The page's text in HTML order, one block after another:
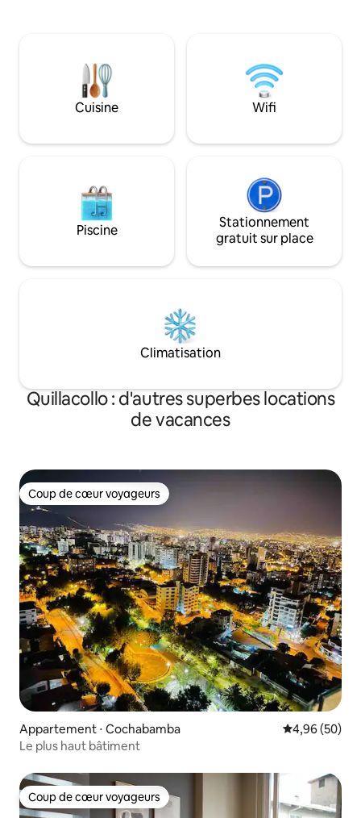
et/ou au boulevard de la Recoleta. Je
serai ravie de savoir que vous étiez à
l'aise, à l'aise et en se sentant comme
chez vous.
Sombrero de
commerciaux,
discothèques et
gastronomique 🍽️
Cuisine Wifi
Piscine
Stationnement
gratuit sur place
Climatisation
Quillacollo : d'autres superbes locations
de vacances
Coup de cœur voyageurs
Coup de cœur voyageurs
Appartement ⋅ Cochabamba Évaluation
4,96 (50)
Le plus haut bâtiment
Coup de cœur voyageurs
Coup de cœur voyageurs